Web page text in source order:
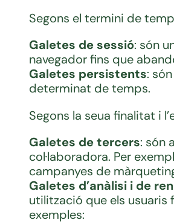
Segons el termini de
Galetes de sessió: són
navegador fins que
Galetes persistents:
determinat de temps.
Segons la seua finalitat i
Galetes de tercers: són
col·laboradora. Per
campanyes de
Galetes d’anàlisi i de
utilització que els usuaris
exemples: